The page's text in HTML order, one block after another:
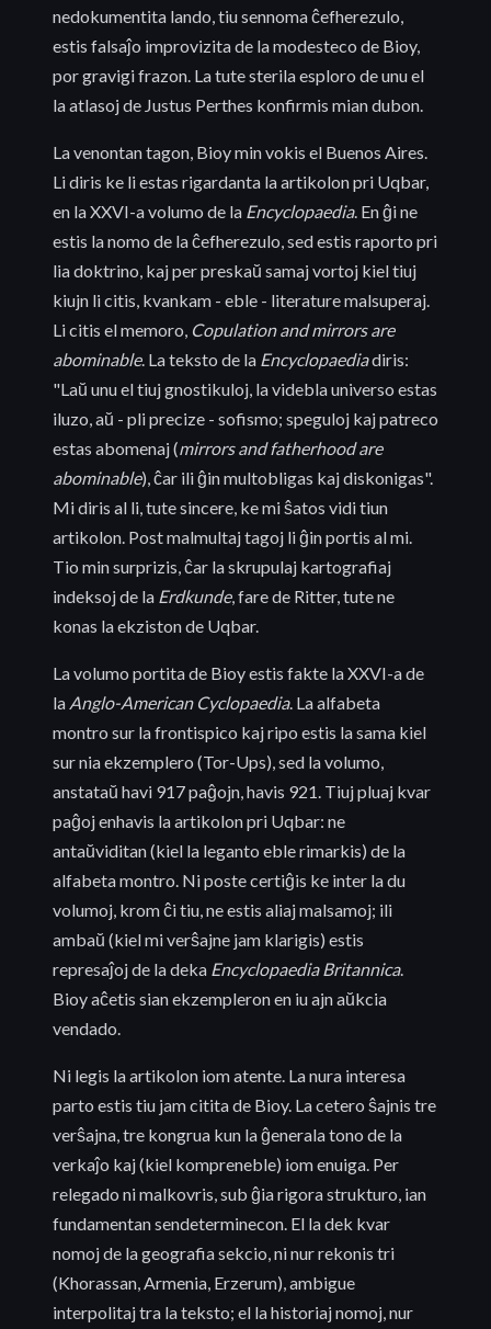
nedokumentita lando, tiu sennoma ĉefherezulo,
estis falsaĵo improvizita de la modesteco de Bioy,
por gravigi frazon. La tute sterila esploro de unu el
la atlasoj de Justus Perthes konfirmis mian dubon.
La venontan tagon, Bioy min vokis el Buenos Aires.
Li diris ke li estas rigardanta la artikolon pri Uqbar,
en la XXVI-a volumo de la Encyclopaedia. En ĝi ne
estis la nomo de la ĉefherezulo, sed estis raporto pri
lia doktrino, kaj per preskaŭ samaj vortoj kiel tiuj
kiujn li citis, kvankam - eble - literature malsuperaj.
Li citis el memoro, Copulation and mirrors are
abominable. La teksto de la Encyclopaediadiris:
"Laŭ unu el tiuj gnostikuloj, la videbla universo estas
iluzo, aŭ - pli precize - sofismo; speguloj kaj patreco
estas abomenaj (mirrors and fatherhood are
abominable), ĉar ili ĝin multobligas kaj diskonigas".
Mi diris al li, tute sincere, ke mi ŝatos vidi tiun
artikolon. Post malmultaj tagoj li ĝin portis al mi.
Tio min surprizis, ĉar la skrupulaj kartografiaj
indeksoj de la Erdkunde, fare de Ritter, tute ne
konas la ekziston de Uqbar.
La volumo portita de Bioy estis fakte la XXVI-a de
la Anglo-American Cyclopaedia. La alfabeta
montro sur la frontispico kaj ripo estis la sama kiel
sur nia ekzemplero (Tor-Ups), sed la volumo,
anstataŭ havi 917 paĝojn, havis 921. Tiuj pluaj kvar
paĝoj enhavis la artikolon pri Uqbar: ne
antaŭviditan (kiel la leganto eble rimarkis) de la
alfabeta montro. Ni poste certiĝis ke inter la du
volumoj, krom ĉi tiu, ne estis aliaj malsamoj; ili
ambaŭ (kiel mi verŝajne jam klarigis) estis
represaĵoj de la deka Encyclopaedia Britannica.
Bioy aĉetis sian ekzempleron en iu ajn aŭkcia
vendado.
Ni legis la artikolon iom atente. La nura interesa
parto estis tiu jam citita de Bioy. La cetero ŝajnis tre
verŝajna, tre kongrua kun la ĝenerala tono de la
verkaĵo kaj (kiel kompreneble) iom enuiga. Per
relegado ni malkovris, sub ĝia rigora strukturo, ian
fundamentan sendeterminecon. El la dek kvar
nomoj de la geografia sekcio, ni nur rekonis tri
(Khorassan, Armenia, Erzerum), ambigue
interpolitaj tra la teksto; el la historiaj nomoj, nur